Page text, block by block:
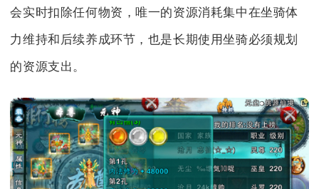
会实时扣除任何物资，唯一的资源消耗集中在坐骑体
力维持和后续养成环节，也是长期使用坐骑必须规划
的资源支出。